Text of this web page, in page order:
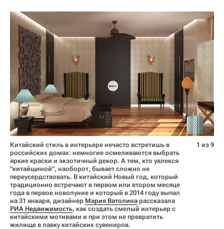
Китайский стиль в интерьере нечасто встретишь в
российских домах: немногие осмеливаются выбрать
яркие краски и экзотичный декор. А тем, кто увлекся
"китайщиной", наоборот, бывает сложно не
переусердствовать. В китайский Новый год, который
традиционно встречают в первом или втором месяце
года в первое новолуние и который в 2014 году выпал
на 31 января, дизайнер Мария Ватолина рассказала
РИА Недвижимость, как создать смелый интерьер с
китайскими мотивами и при этом не превратить
жилище в лавку китайских сувениров.
1 из 9